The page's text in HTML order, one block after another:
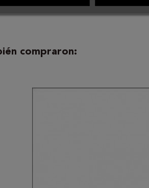
compraron: